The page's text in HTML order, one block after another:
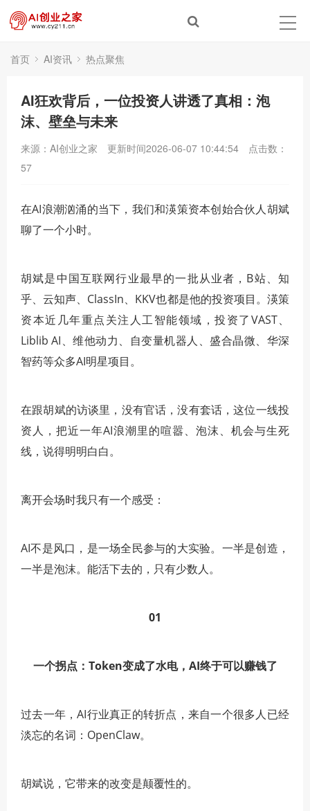
首页 AI资讯 热点聚焦
AI狂欢背后，一位投资人讲透了真相：泡
沫、壁垒与未来
来源：AI创业之家 更新时间2026-06-07 10:44:54
点击数：
57
在AI浪潮汹涌的当下，我们和渶策资本创始合伙人胡斌
聊了一个小时。
胡斌是中国互联网行业最早的一批从业者，B站、知
乎、云知声、ClassIn、KKV也都是他的投资项目。渶策
资本近几年重点关注人工智能领域，投资了VAST、
Liblib AI、维他动力、自变量机器人、盛合晶微、华深
智药等众多AI明星项目。
在跟胡斌的访谈里，没有官话，没有套话，这位一线投
资人，把近一年AI浪潮里的喧嚣、泡沫、机会与生死
线，说得明明白白。
离开会场时我只有一个感受：
AI不是风口，是一场全民参与的大实验。一半是创造，
一半是泡沫。能活下去的，只有少数人。
01
一个拐点：Token变成了水电，AI终于可以赚钱了
过去一年，AI行业真正的转折点，来自一个很多人已经
淡忘的名词：OpenClaw。
胡斌说，它带来的改变是颠覆性的。